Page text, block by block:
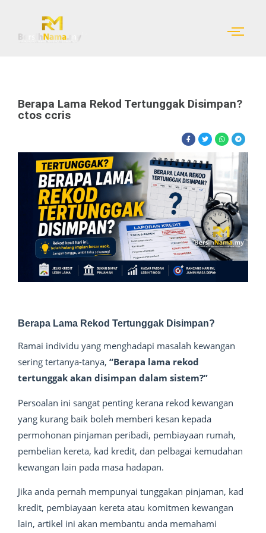
Berapa Lama Rekod Tertunggak Disimpan?
ctos ccris
Berapa Lama Rekod Tertunggak Disimpan?
Ramai individu yang menghadapi masalah kewangan
sering tertanya-tanya, “Berapa lama rekod
tertunggak akan disimpan dalam sistem?”
Persoalan ini sangat penting kerana rekod kewangan
yang kurang baik boleh memberi kesan kepada
permohonan pinjaman peribadi, pembiayaan rumah,
pembelian kereta, kad kredit, dan pelbagai kemudahan
kewangan lain pada masa hadapan.
Jika anda pernah mempunyai tunggakan pinjaman, kad
kredit, pembiayaan kereta atau komitmen kewangan
lain, artikel ini akan membantu anda memahami